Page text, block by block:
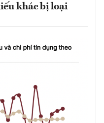
khác bị loại